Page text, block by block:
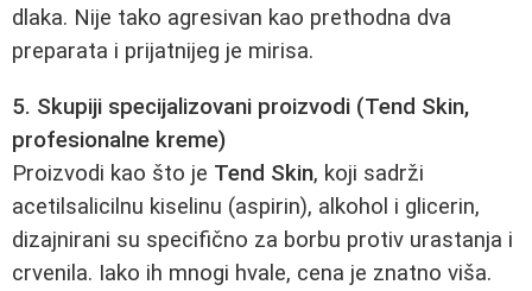
dlaka. Nije tako agresivan kao prethodna dva
preparata i prijatnijeg je mirisa.
5. Skupiji specijalizovani proizvodi (Tend Skin,
profesionalne kreme)
Proizvodi kao što je Tend Skin, koji sadrži
acetilsalicilnu kiselinu (aspirin), alkohol i glicerin,
dizajnirani su specifično za borbu protiv urastanja i
crvenila. Iako ih mnogi hvale, cena je znatno viša.